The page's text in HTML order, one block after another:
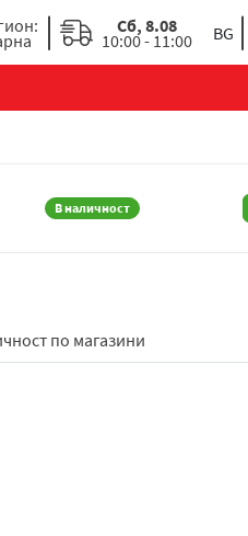
Сб, 8.08
10:00 - 11:00
В наличност
по магазини